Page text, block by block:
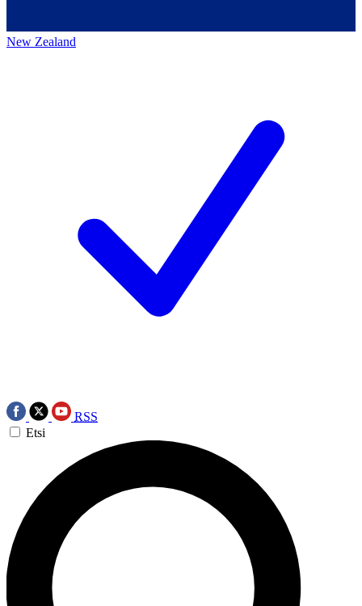
New Zealand
RSS
Etsi